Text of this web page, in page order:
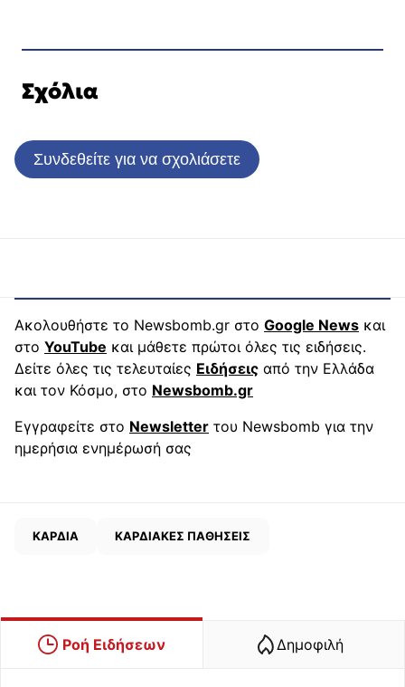
Σχόλια
Συνδεθείτε για να σχολιάσετε
Ακολουθήστε το Newsbomb.gr στο Google News και
στο YouTube και μάθετε πρώτοι όλες τις ειδήσεις.
Δείτε όλες τις τελευταίες Ειδήσεις από την Ελλάδα
και τον Κόσμο, στο Newsbomb.gr
Εγγραφείτε στο Newsletter του Newsbomb για την
ημερήσια ενημέρωσή σας
ΚΑΡΔΙΑ ΚΑΡΔΙΑΚΕΣ ΠΑΘΗΣΕΙΣ
Ροή Ειδήσεων Δημοφιλή